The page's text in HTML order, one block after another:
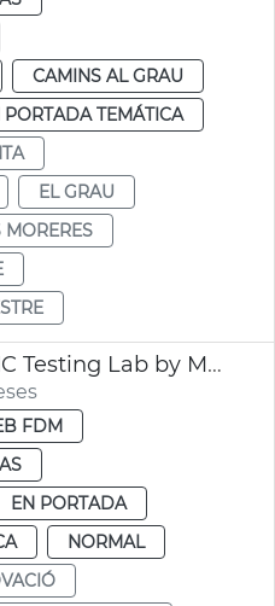
CAMINS AL GRAU
PORTADA TEMÁTICA
EL GRAU
MORERES
Inauguració del GSIC Testing Lab by Microsoft
FDM
EN PORTADA
NORMAL